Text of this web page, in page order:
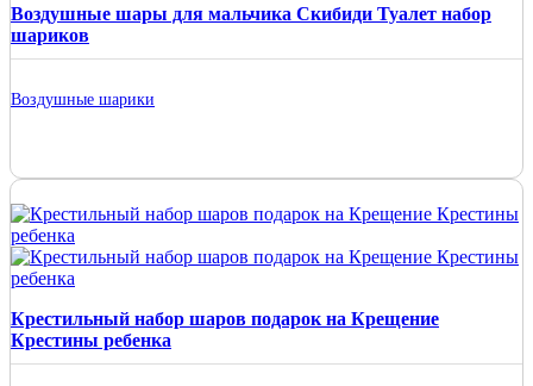
Воздушные шары для мальчика Скибиди Туалет набор
шариков
Воздушные шарики
Крестильный набор шаров подарок на Крещение
Крестины ребенка